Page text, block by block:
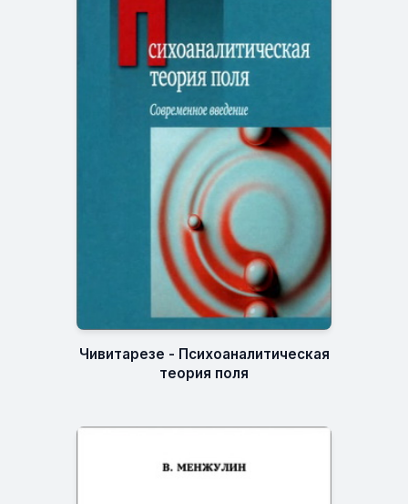
Чивитарезе - Психоаналитическая
теория поля